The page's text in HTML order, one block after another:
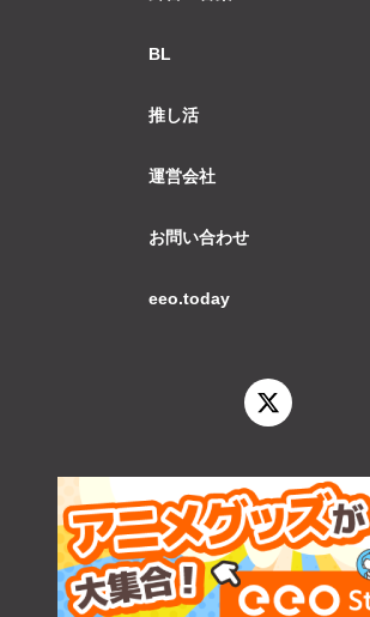
BL
推し活
運営会社
お問い合わせ
eeo.today
© 2026 eeo.today